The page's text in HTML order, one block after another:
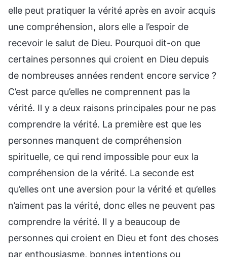
elle peut pratiquer la vérité après en avoir acquis
une compréhension, alors elle a l’espoir de
recevoir le salut de Dieu. Pourquoi dit-on que
certaines personnes qui croient en Dieu depuis
de nombreuses années rendent encore service ?
C’est parce qu’elles ne comprennent pas la
vérité. Il y a deux raisons principales pour ne pas
comprendre la vérité. La première est que les
personnes manquent de compréhension
spirituelle, ce qui rend impossible pour eux la
compréhension de la vérité. La seconde est
qu’elles ont une aversion pour la vérité et qu’elles
n’aiment pas la vérité, donc elles ne peuvent pas
comprendre la vérité. Il y a beaucoup de
personnes qui croient en Dieu et font des choses
par enthousiasme, bonnes intentions ou